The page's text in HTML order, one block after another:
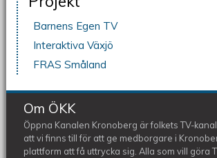
Barnens Egen TV
Interaktiva Växjö
FRAS Småland
Om ÖKK
Öppna Kanalen Kronoberg är folkets TV-
att vi finns till för att ge medborgare i
plattform att få uttrycka sig. Alla som vill göra